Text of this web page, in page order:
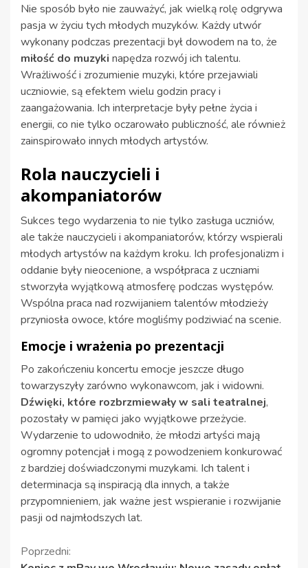
Nie sposób było nie zauważyć, jak wielką rolę odgrywa
pasja w życiu tych młodych muzyków. Każdy utwór
wykonany podczas prezentacji był dowodem na to, że
miłość do muzyki napędza rozwój ich talentu.
Wrażliwość i zrozumienie muzyki, które przejawiali
uczniowie, są efektem wielu godzin pracy i
zaangażowania. Ich interpretacje były pełne życia i
energii, co nie tylko oczarowało publiczność, ale również
zainspirowało innych młodych artystów.
Rola nauczycieli i
akompaniatorów
Sukces tego wydarzenia to nie tylko zasługa uczniów,
ale także nauczycieli i akompaniatorów, którzy wspierali
młodych artystów na każdym kroku. Ich profesjonalizm i
oddanie były nieocenione, a współpraca z uczniami
stworzyła wyjątkową atmosferę podczas występów.
Wspólna praca nad rozwijaniem talentów młodzieży
przyniosła owoce, które mogliśmy podziwiać na scenie.
Emocje i wrażenia po prezentacji
Po zakończeniu koncertu emocje jeszcze długo
towarzyszyły zarówno wykonawcom, jak i widowni.
Dźwięki, które rozbrzmiewały w sali teatralnej,
pozostały w pamięci jako wyjątkowe przeżycie.
Wydarzenie to udowodniło, że młodzi artyści mają
ogromny potencjał i mogą z powodzeniem konkurować
z bardziej doświadczonymi muzykami. Ich talent i
determinacja są inspiracją dla innych, a także
przypomnieniem, jak ważne jest wspieranie i rozwijanie
pasji od najmłodszych lat.
Kontynuuj
Poprzedni: